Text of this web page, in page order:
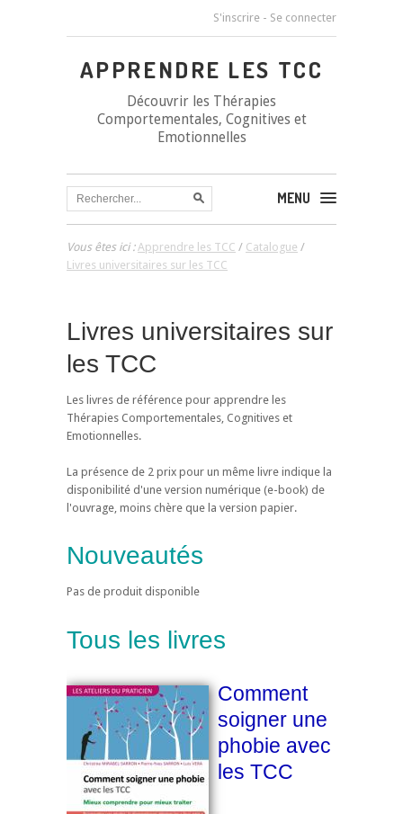
S'inscrire - Se connecter
APPRENDRE LES TCC
Découvrir les Thérapies
Comportementales, Cognitives et
Emotionnelles
MENU
Vous êtes ici :Apprendre les TCC / Catalogue /
Livres universitaires sur les TCC
Livres universitaires sur
les TCC
Les livres de référence pour apprendre les
Thérapies Comportementales, Cognitives et
Emotionnelles.
La présence de 2 prix pour un même livre indique la
disponibilité d'une version numérique (e-book) de
l'ouvrage, moins chère que la version papier.
Nouveautés
Pas de produit disponible
Tous les livres
Comment
soigner une
phobie avec
les TCC